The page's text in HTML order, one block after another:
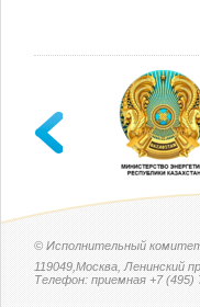
© Исполнительный
119049,Москва, Ленинский
Телефон: приемная +7 (495)